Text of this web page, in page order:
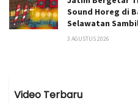
Sound Horeg di
Selawatan
3 AGUSTUS 2026
Video Terbaru